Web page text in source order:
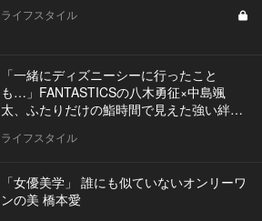
ライフスタイル
「一緒にディズニーシーに行ったこと
も…」FANTASTICSの八木勇征×中島颯
太、ふたりだけの鮨時間で見えた強い絆と
ライフスタイル
「女優美学」 誰にも似ていないオンリーワ
ンの美 橋本愛